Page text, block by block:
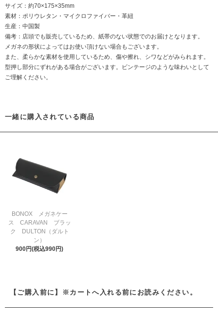
サイズ：約70×175×35mm
素材：ポリウレタン・マイクロファイバー・革紐
生産：中国製
備考：店頭でも販売しているため、紙帯のない状態でのお届けとなります。
メガネの形状によってはお使い頂けない場合もございます。
また、柔らかな素材を使用しているため、傷や擦れ、シワなどがみられます。
型押し部分にずれがある場合がございます。ビンテージのような味わいとして
ご理解ください。
一緒に購入されている商品
BONOX メガネケー
ス CARAVAN ブラッ
ク DULTON（ダルト
ン）
900円(税込990円)
【ご購入前に】※カートへ入れる前にお読みください。